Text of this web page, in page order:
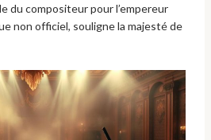
du compositeur pour l’empereur
non officiel, souligne la majesté de